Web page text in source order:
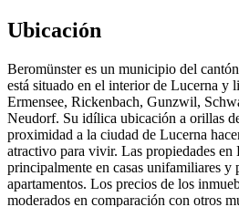
Ubicación
Beromünster es un municipio del
está situado en el interior de Lucerna y
Ermensee, Rickenbach, Gunzwil,
Neudorf. Su idílica ubicación a orillas
proximidad a la ciudad de Lucerna
atractivo para vivir. Las propiedades en
principalmente en casas unifamiliares y
apartamentos. Los precios de los
moderados en comparación con otros